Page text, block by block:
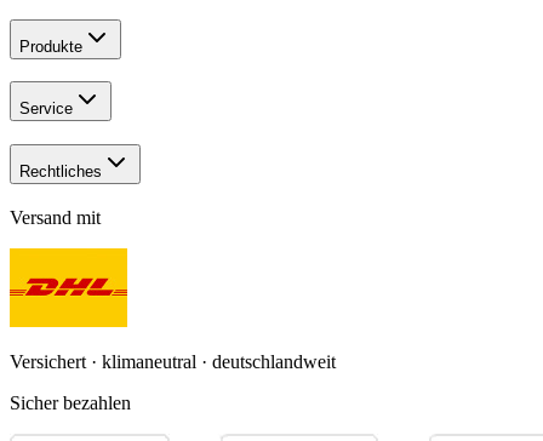
Produkte
Service
Rechtliches
Versand mit
Versichert · klimaneutral · deutschlandweit
Sicher bezahlen